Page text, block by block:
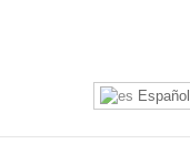
Español